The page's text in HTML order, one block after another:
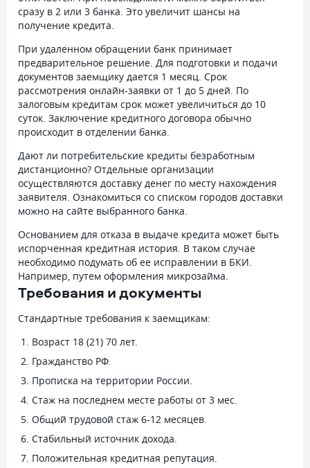
сразу в 2 или 3 банка. Это увеличит шансы на
получение кредита.
При удаленном обращении банк принимает
предварительное решение. Для подготовки и подачи
документов заемщику дается 1 месяц. Срок
рассмотрения онлайн-заявки от 1 до 5 дней. По
залоговым кредитам срок может увеличиться до 10
суток. Заключение кредитного договора обычно
происходит в отделении банка.
Дают ли потребительские кредиты безработным
дистанционно? Отдельные организации
осуществляются доставку денег по месту нахождения
заявителя. Ознакомиться со списком городов доставки
можно на сайте выбранного банка.
Основанием для отказа в выдаче кредита может быть
испорченная кредитная история. В таком случае
необходимо подумать об ее исправлении в БКИ.
Например, путем оформления микрозайма.
Требования и документы
Стандартные требования к заемщикам:
Возраст 18 (21) 70 лет.
Гражданство РФ.
Прописка на территории России.
Стаж на последнем месте работы от 3 мес.
Общий трудовой стаж 6-12 месяцев.
Стабильный источник дохода.
Положительная кредитная репутация.